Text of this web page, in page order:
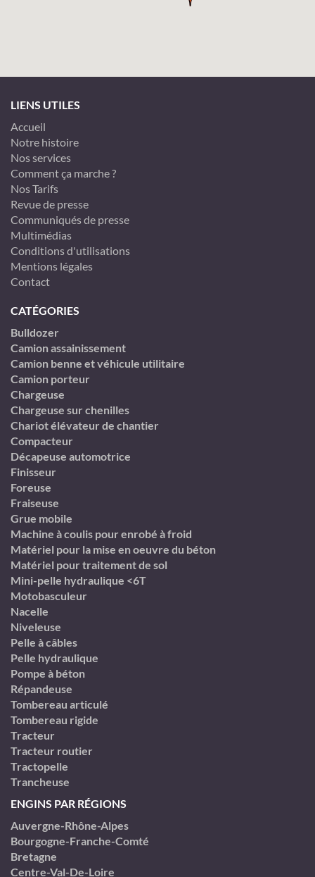
LIENS UTILES
Accueil
Notre histoire
Nos services
Comment ça marche ?
Nos Tarifs
Revue de presse
Communiqués de presse
Multimédias
Conditions d'utilisations
Mentions légales
Contact
CATÉGORIES
Bulldozer
Camion assainissement
Camion benne et véhicule utilitaire
Camion porteur
Chargeuse
Chargeuse sur chenilles
Chariot élévateur de chantier
Compacteur
Décapeuse automotrice
Finisseur
Foreuse
Fraiseuse
Grue mobile
Machine à coulis pour enrobé à froid
Matériel pour la mise en oeuvre du béton
Matériel pour traitement de sol
Mini-pelle hydraulique <6T
Motobasculeur
Nacelle
Niveleuse
Pelle à câbles
Pelle hydraulique
Pompe à béton
Répandeuse
Tombereau articulé
Tombereau rigide
Tracteur
Tracteur routier
Tractopelle
Trancheuse
ENGINS PAR RÉGIONS
Auvergne-Rhône-Alpes
Bourgogne-Franche-Comté
Bretagne
Centre-Val-De-Loire